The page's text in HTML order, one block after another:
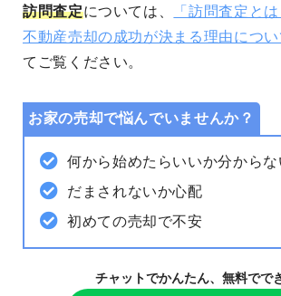
訪問査定については、
「訪問査定と
不動産売却の成功が決まる理由につい
てご覧ください。
お家の売却で悩んでいませんか？
何から始めたらいいか分からな
だまされないか心配
初めての売却で不安
チャットでかんたん、無料でで